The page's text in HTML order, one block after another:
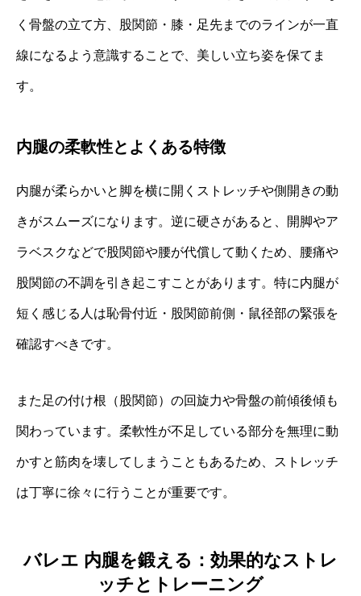
く骨盤の立て方、股関節・膝・足先までのラインが一直
線になるよう意識することで、美しい立ち姿を保てま
す。
内腿の柔軟性とよくある特徴
内腿が柔らかいと脚を横に開くストレッチや側開きの動
きがスムーズになります。逆に硬さがあると、開脚やア
ラベスクなどで股関節や腰が代償して動くため、腰痛や
股関節の不調を引き起こすことがあります。特に内腿が
短く感じる人は恥骨付近・股関節前側・鼠径部の緊張を
確認すべきです。
また足の付け根（股関節）の回旋力や骨盤の前傾後傾も
関わっています。柔軟性が不足している部分を無理に動
かすと筋肉を壊してしまうこともあるため、ストレッチ
は丁寧に徐々に行うことが重要です。
バレエ 内腿を鍛える：効果的なストレ
ッチとトレーニング